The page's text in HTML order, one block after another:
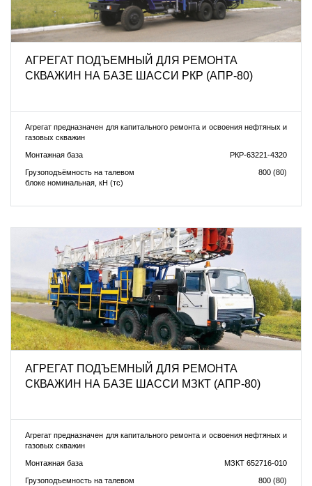
АГРЕГАТ ПОДЪЕМНЫЙ ДЛЯ РЕМОНТА
СКВАЖИН НА БАЗЕ ШАССИ РКР (АПР-80)
Агрегат предназначен для капитального ремонта и освоения нефтяных и
газовых скважин
Монтажная база РКР-63221-4320
Грузоподъёмность на талевом
блоке номинальная, кН (тс)
800 (80)
АГРЕГАТ ПОДЪЕМНЫЙ ДЛЯ РЕМОНТА
СКВАЖИН НА БАЗЕ ШАССИ МЗКТ (АПР-80)
Агрегат предназначен для капитального ремонта и освоения нефтяных и
газовых скважин
Монтажная база МЗКТ 652716-010
Грузоподъемность на талевом
800 (80)